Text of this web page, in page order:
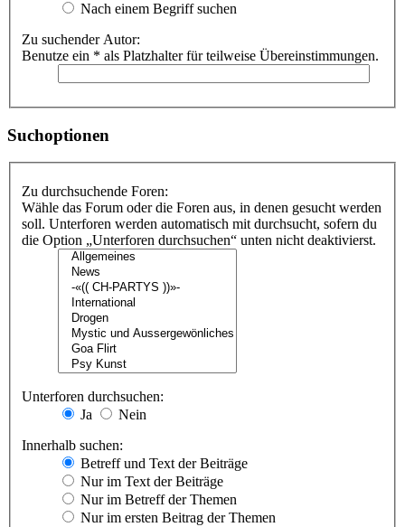
Nach einem Begriff suchen
Zu suchender Autor:
Benutze ein * als Platzhalter für teilweise Übereinstimmungen.
Suchoptionen
Zu durchsuchende Foren:
Wähle das Forum oder die Foren aus, in denen gesucht werden
soll. Unterforen werden automatisch mit durchsucht, sofern du
die Option „Unterforen durchsuchen“ unten nicht deaktivierst.
Unterforen durchsuchen:
Ja
Nein
Innerhalb suchen:
Betreff und Text der Beiträge
Nur im Text der Beiträge
Nur im Betreff der Themen
Nur im ersten Beitrag der Themen